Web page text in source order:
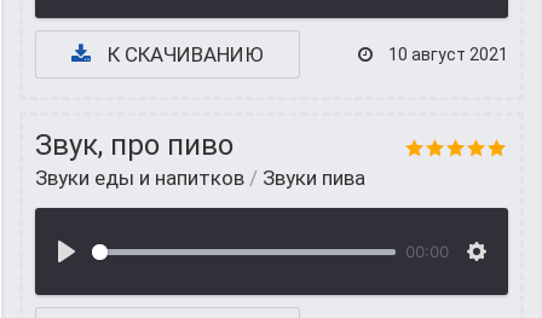
К СКАЧИВАНИЮ 10 август 2021
Звук, про пиво
Звуки еды и напитков / Звуки пива
00:00